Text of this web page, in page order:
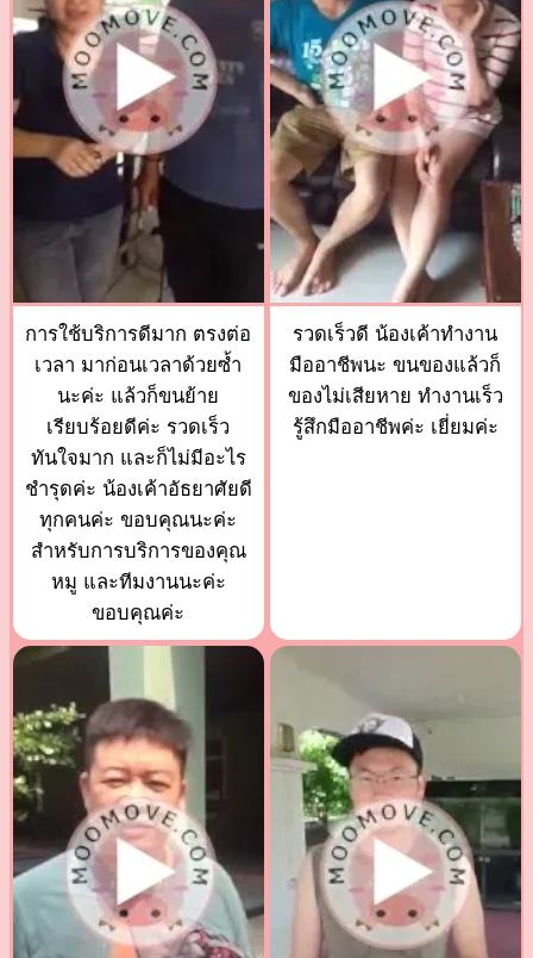
การใช้บริการดีมาก ตรงต่อ
เวลา มาก่อนเวลาด้วยซ้ำ
นะค่ะ แล้วก็ขนย้าย
เรียบร้อยดีค่ะ รวดเร็ว
ทันใจมาก และก็ไม่มีอะไร
ชำรุดค่ะ น้องเค้าอัธยาศัยดี
ทุกคนค่ะ ขอบคุณนะค่ะ
สำหรับการบริการของคุณ
หมู และทีมงานนะค่ะ
ขอบคุณค่ะ
รวดเร็วดี น้องเค้าทำงาน
มืออาชีพนะ ขนของแล้วก็
ของไม่เสียหาย ทำงานเร็ว
รู้สึกมืออาชีพค่ะ เยี่ยมค่ะ